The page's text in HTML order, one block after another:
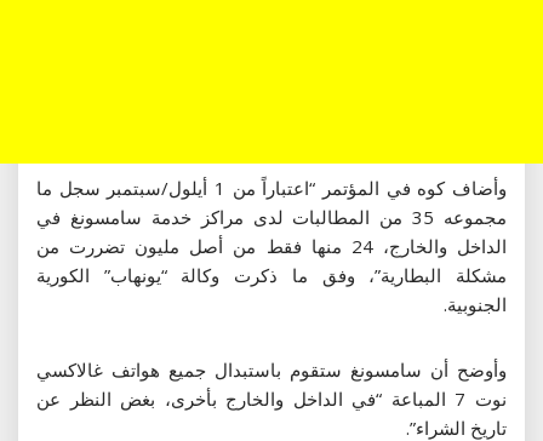
وأضاف كوه في المؤتمر “اعتباراً من 1 أيلول/سبتمبر سجل ما
مجموعه 35 من المطالبات لدى مراكز خدمة سامسونغ في
الداخل والخارج، 24 منها فقط من أصل مليون تضررت من
مشكلة البطارية”، وفق ما ذكرت وكالة “يونهاب” الكورية
الجنوبية.
وأوضح أن سامسونغ ستقوم باستبدال جميع هواتف غالاكسي
نوت 7 المباعة “في الداخل والخارج بأخرى، بغض النظر عن
تاريخ الشراء”.